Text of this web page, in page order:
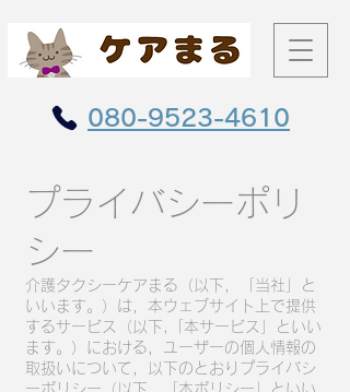
080-9523-4610
プライバシーポリ
シー
介護タクシーケアまる（以下，「当社」と
いいます。）は，本ウェブサイト上で提供
するサービス（以下,「本サービス」といい
ます。）における，ユーザーの個人情報の
取扱いについて，以下のとおりプライバシ
ーポリシー（以下，「本ポリシー」といい